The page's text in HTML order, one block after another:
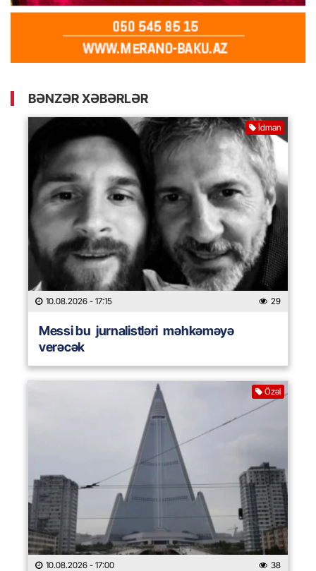
BƏNZƏR XƏBƏRLƏR
İdman
10.08.2026 - 17:15 29
Messi bu jurnalistləri məhkəməyə
verəcək
Özəl
10.08.2026 - 17:00 38